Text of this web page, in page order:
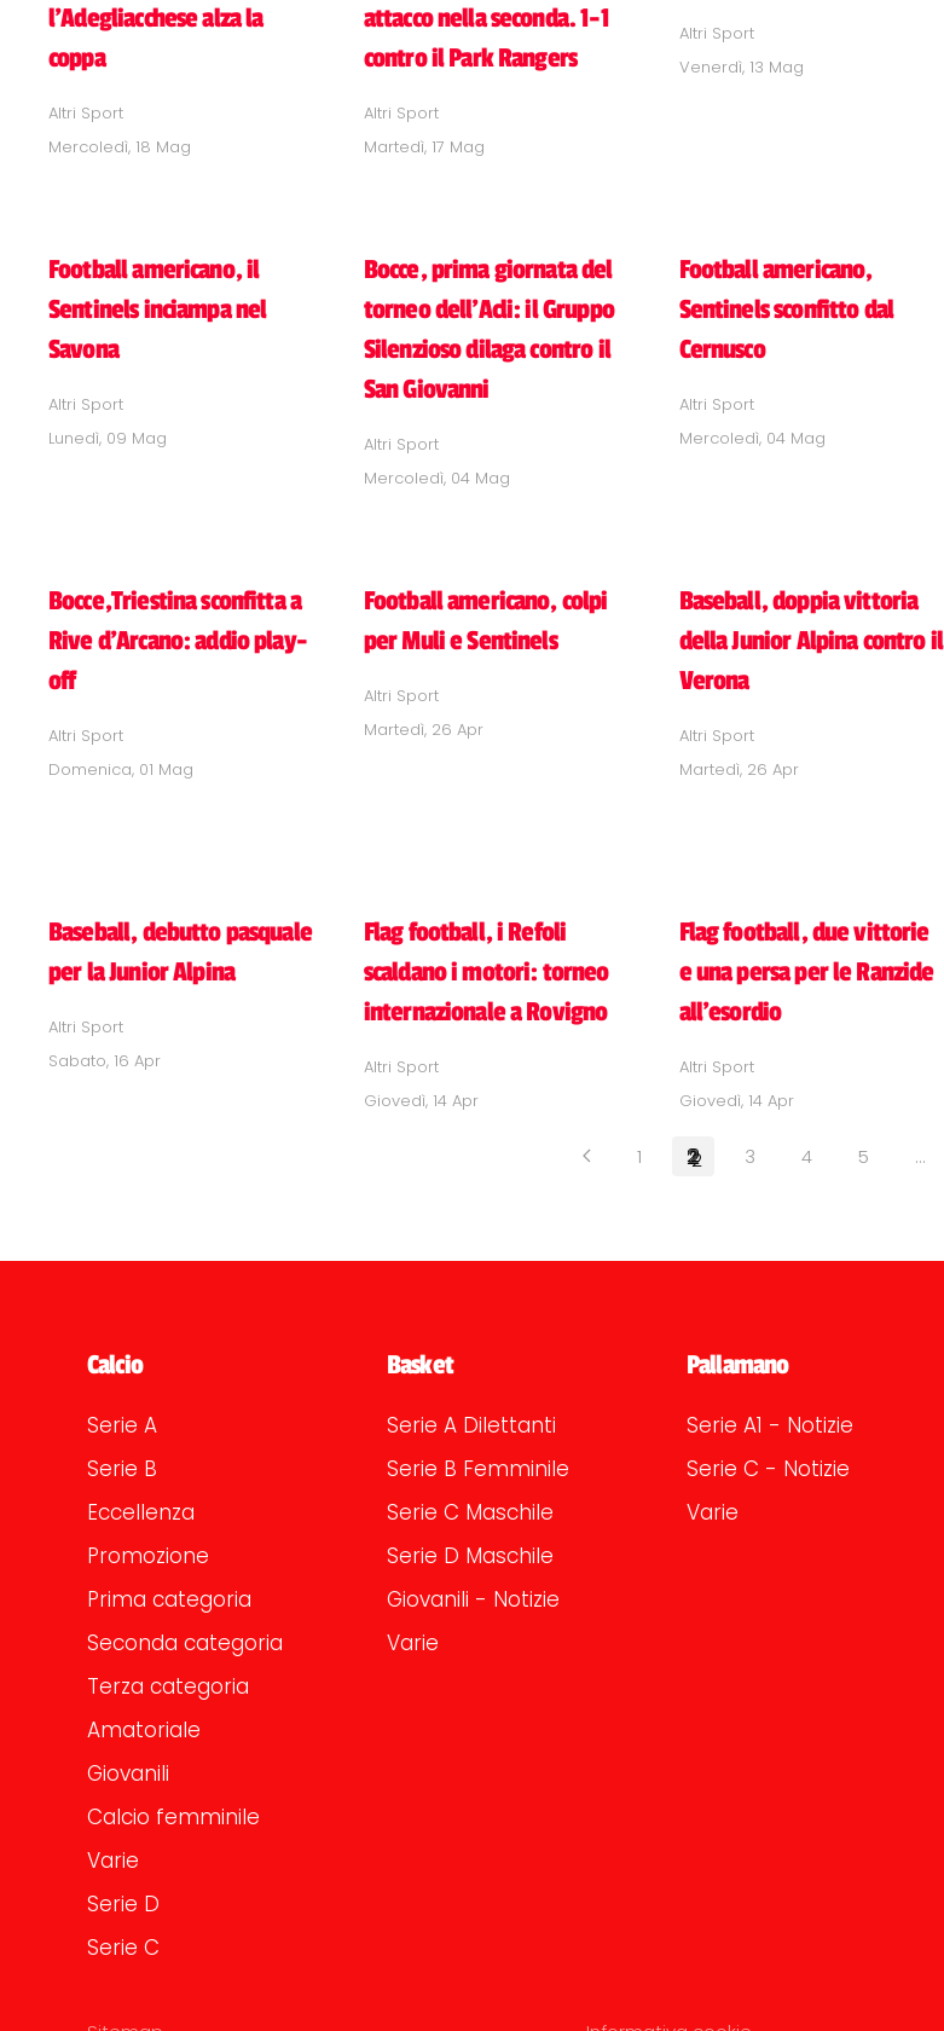
l'Adegliacchese alza la
coppa
Altri Sport
Mercoledì, 18 Mag
attacco nella seconda. 1-1
contro il Park Rangers
Altri Sport
Martedì, 17 Mag
Altri Sport
Venerdì, 13 Mag
Football americano, il
Sentinels inciampa nel
Savona
Altri Sport
Lunedì, 09 Mag
Bocce, prima giornata del
torneo dell'Acli: il Gruppo
Silenzioso dilaga contro il
San Giovanni
Altri Sport
Mercoledì, 04 Mag
Football americano,
Sentinels sconfitto dal
Cernusco
Altri Sport
Mercoledì, 04 Mag
Bocce,Triestina sconfitta a
Rive d'Arcano: addio play-
off
Altri Sport
Domenica, 01 Mag
Football americano, colpi
per Muli e Sentinels
Altri Sport
Martedì, 26 Apr
Baseball, doppia vittoria
della Junior Alpina contro il
Verona
Altri Sport
Martedì, 26 Apr
Baseball, debutto pasquale
per la Junior Alpina
Altri Sport
Sabato, 16 Apr
Flag football, i Refoli
scaldano i motori: torneo
internazionale a Rovigno
Altri Sport
Giovedì, 14 Apr
Flag football, due vittorie
e una persa per le Ranzide
all'esordio
Altri Sport
Giovedì, 14 Apr
1 2 3 4 5 …
Calcio
Serie A
Serie B
Eccellenza
Promozione
Prima categoria
Seconda categoria
Terza categoria
Amatoriale
Giovanili
Calcio femminile
Varie
Serie D
Serie C
Basket
Serie A Dilettanti
Serie B Femminile
Serie C Maschile
Serie D Maschile
Giovanili - Notizie
Varie
Pallamano
Serie A1 - Notizie
Serie C - Notizie
Varie